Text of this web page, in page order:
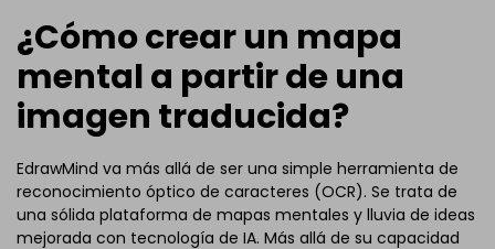
¿Cómo crear un mapa
mental a partir de una
imagen traducida?
EdrawMind va más allá de ser una simple herramienta de
reconocimiento óptico de caracteres (OCR). Se trata de
una sólida plataforma de mapas mentales y lluvia de ideas
mejorada con tecnología de IA. Más allá de su capacidad